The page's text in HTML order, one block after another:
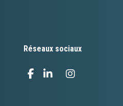
Réseaux sociaux